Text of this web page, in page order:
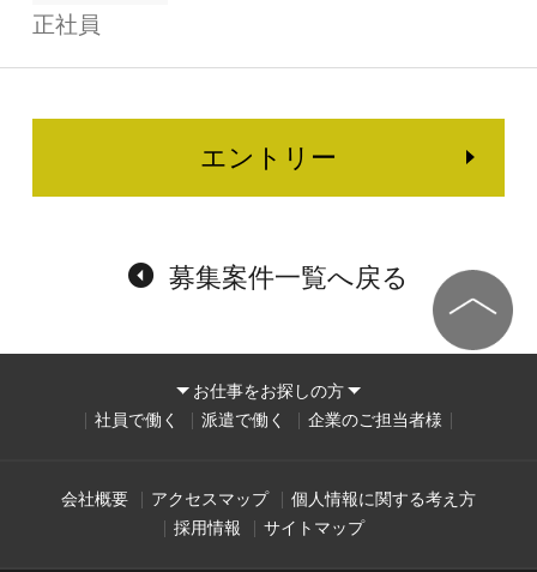
正社員
エントリー
募集案件一覧へ戻る
お仕事をお探しの方
社員で働く
派遣で働く 企業のご担当者様
会社概要 アクセスマップ
個人情報に関する考え方
採用情報
サイトマップ